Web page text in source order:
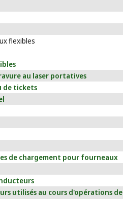
flexibles
au laser portatives
de tickets
de chargement pour fourneaux
utilisés au cours d'opérations de